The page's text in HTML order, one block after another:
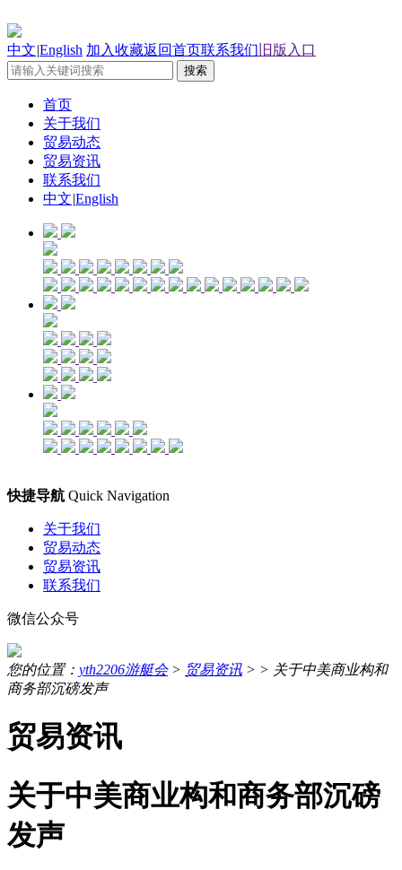
中文|English 加入收藏返回首页联系我们 旧版入口
首页
关于我们
贸易动态
贸易资讯
联系我们
中文|English
快捷导航 Quick Navigation
关于我们
贸易动态
贸易资讯
联系我们
微信公众号
您的位置： yth2206游艇会> 贸易资讯 > > 关于中美商业构和
商务部沉磅发声
贸易资讯
关于中美商业构和商务部沉磅
发声